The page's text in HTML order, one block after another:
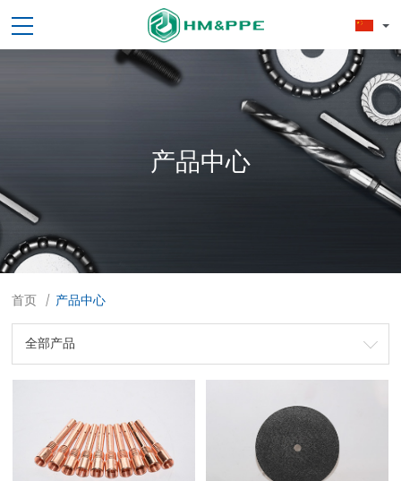
产品中心
首页 / 产品中心
全部产品
劳保用品
焊接配件、焊接易耗品
钢材
焊接材料
测量计量工具
切割器械及器材
紧固件
吊索具